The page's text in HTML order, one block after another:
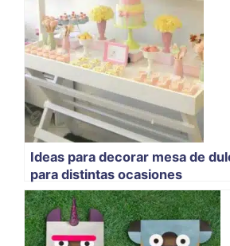
Ideas para decorar mesa de
para distintas ocasiones